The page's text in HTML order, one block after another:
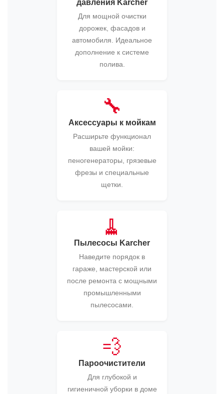
давления Karcher
Для мощной очистки
дорожек, фасадов и
автомобиля. Идеальное
дополнение к системе
полива.
🔧
Аксессуары к мойкам
Расширьте функционал
вашей мойки:
пеногенераторы, грязевые
фрезы и специальные
щетки.
🧹
Пылесосы Karcher
Наведите порядок в
гараже, мастерской или
после ремонта с мощными
промышленными
пылесосами.
💨
Пароочистители
Для глубокой и
гигиеничной уборки в доме